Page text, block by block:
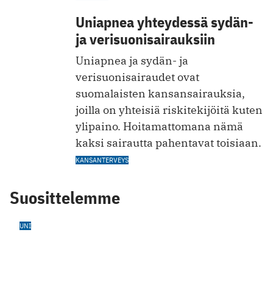
Uniapnea yhteydessä sydän-
ja verisuonisairauksiin
Uniapnea ja sydän- ja
verisuonisairaudet ovat
suomalaisten kansansairauksia,
joilla on yhteisiä riskitekijöitä kuten
ylipaino. Hoitamattomana nämä
kaksi sairautta pahentavat toisiaan.
KANSANTERVEYS
Suosittelemme
UNI